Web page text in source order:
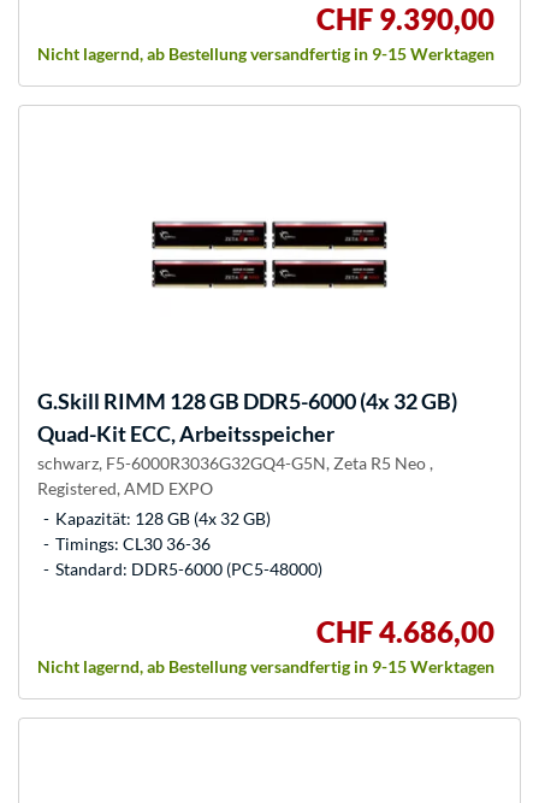
CHF 9.390,00
Nicht lagernd, ab Bestellung versandfertig in 9-15 Werktagen
G.Skill RIMM 128 GB DDR5-6000 (4x 32 GB)
Quad-Kit ECC, Arbeitsspeicher
schwarz, F5-6000R3036G32GQ4-G5N, Zeta R5 Neo ,
Registered, AMD EXPO
Kapazität: 128 GB (4x 32 GB)
Timings: CL30 36-36
Standard: DDR5-6000 (PC5-48000)
CHF 4.686,00
Nicht lagernd, ab Bestellung versandfertig in 9-15 Werktagen